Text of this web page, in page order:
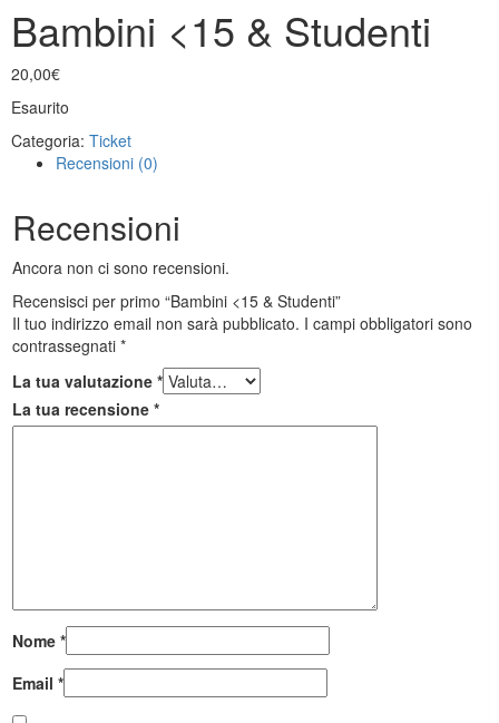
Bambini <15 & Studenti
20,00€
Esaurito
Categoria: Ticket
Recensioni (0)
Recensioni
Ancora non ci sono recensioni.
Recensisci per primo “Bambini <15 & Studenti”
Il tuo indirizzo email non sarà pubblicato. I campi obbligatori sono
contrassegnati *
La tua valutazione *
La tua recensione *
Nome *
Email *